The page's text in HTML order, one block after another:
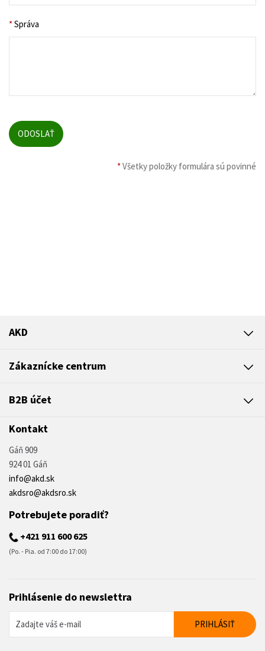
*Správa
*Všetky položky formulára sú povinné
AKD
Zákaznícke centrum
B2B účet
Kontakt
Gáň 909
924 01 Gáň
info@akd.sk
akdsro@akdsro.sk
Potrebujete poradiť?
+421 911 600 625
(Po. - Pia. od 7:00 do 17:00)
Prihlásenie do newslettra